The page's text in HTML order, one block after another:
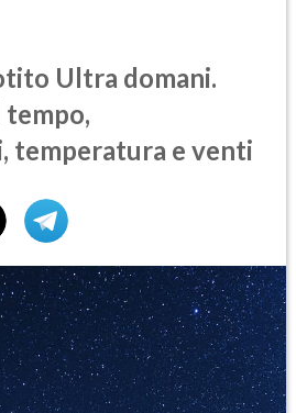
Ultra domani.
tempo,
temperatura e venti